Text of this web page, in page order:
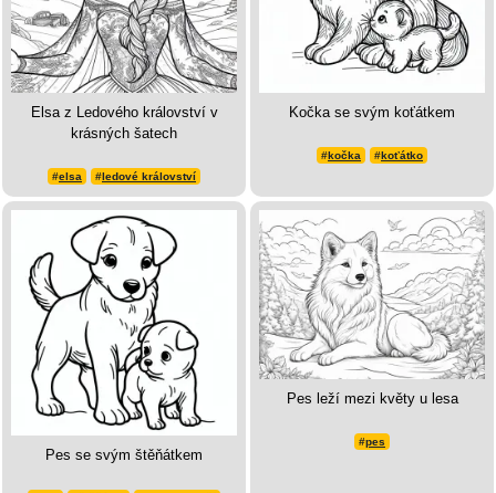
Elsa z Ledového království v
krásných šatech
#elsa #ledové království
Kočka se svým koťátkem
#kočka #koťátko
Pes se svým štěňátkem
Pes leží mezi květy u lesa
#pes